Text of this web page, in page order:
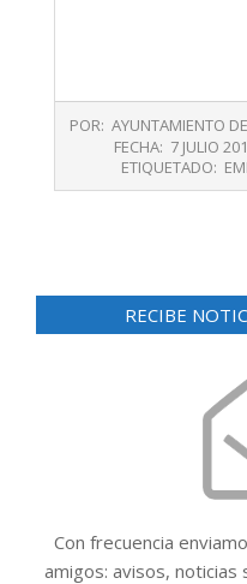
07-
POR: AYUNTAMIENTO
FECHA: 7 JULIO
ETIQUETADO:
RECIBE
Con frecuencia
amigos: avisos, noticias